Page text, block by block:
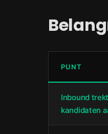
PUNT
Inbound trekt
kandidaten